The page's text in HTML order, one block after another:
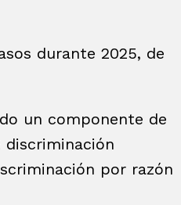
durante 2025, de
un componente de
discriminación
por razón